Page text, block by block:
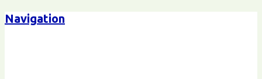
Navigation